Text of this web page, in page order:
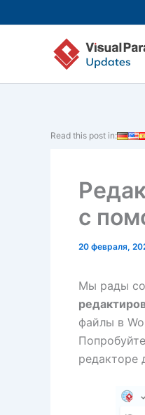
к
содержимому
Read this post in:
с
20 февраля,
Мы рады
файлы в
редакторе